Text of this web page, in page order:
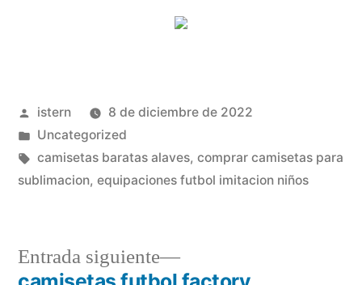
Publicado
por
istern
8 de diciembre de 2022
Publicado
en
Uncategorized
Etiquetas:
camisetas baratas alaves, comprar camisetas para
sublimacion, equipaciones futbol imitacion niños
Entrada siguiente
Entrada